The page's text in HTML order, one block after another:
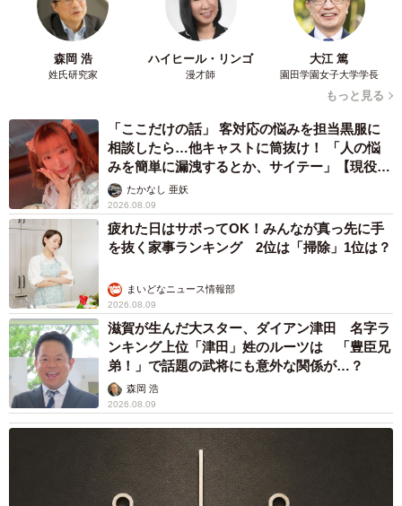
森岡 浩
姓氏研究家
ハイヒール・リンゴ
漫才師
大江 篤
園田学園女子大学学長
もっと見る
「ここだけの話」 客対応の悩みを担当黒服に
相談したら…他キャストに筒抜け！ 「人の悩
みを簡単に漏洩するとか、サイテー」【現役キ
ャストに取材】
たかなし 亜妖
2026.08.09
疲れた日はサボってOK！みんなが真っ先に手
を抜く家事ランキング 2位は「掃除」1位は？
まいどなニュース情報部
2026.08.09
滋賀が生んだ大スター、ダイアン津田 名字ラ
ンキング上位「津田」姓のルーツは 「豊臣兄
弟！」で話題の武将にも意外な関係が…？
森岡 浩
2026.08.09